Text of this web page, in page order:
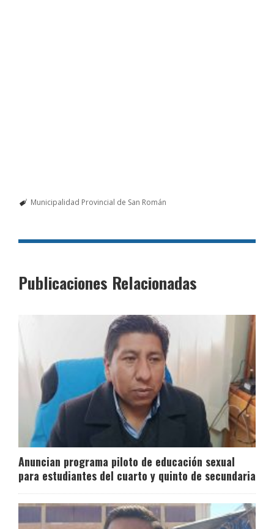
Municipalidad Provincial de San Román
Publicaciones Relacionadas
Anuncian programa piloto de educación sexual
para estudiantes del cuarto y quinto de secundaria